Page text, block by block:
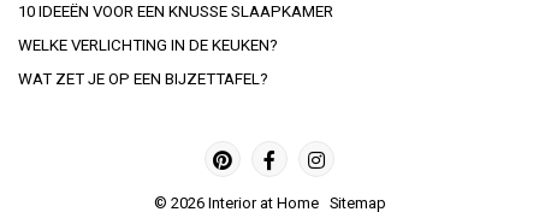
10 IDEEËN VOOR EEN KNUSSE SLAAPKAMER
WELKE VERLICHTING IN DE KEUKEN?
WAT ZET JE OP EEN BIJZETTAFEL?
© 2026 Interior at Home Sitemap